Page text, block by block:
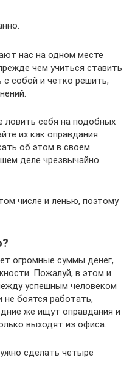
нас на одном месте
чем учиться ставить
собой и четко решить,
ловить себя на подобных
их как оправдания.
об этом в своем
деле чрезвычайно
числе и ленью, поэтому
огромные суммы денег,
Пожалуй, в этом и
успешным человеком
не боятся работать,
же ищут оправдания и
выходят из офиса.
сделать четыре